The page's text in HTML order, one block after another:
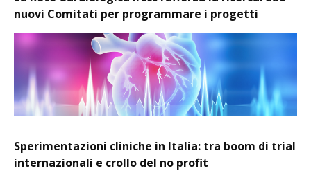
nuovi Comitati per programmare i progetti
Sperimentazioni cliniche in Italia: tra boom di trial
internazionali e crollo del no profit